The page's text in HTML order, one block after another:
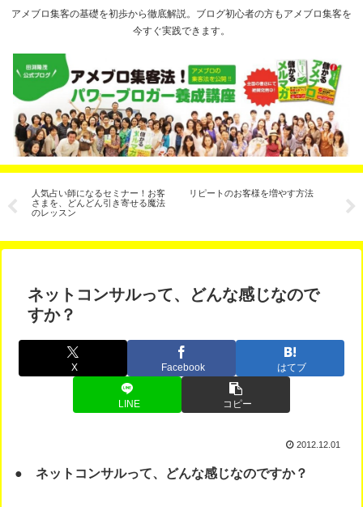
アメブロ集客の基礎を初歩から徹底解説。ブログ初心者の方もアメブロ集客を
今すぐ実践できます。
人気占い師になるセミナー！お客
さまを、どんどん引き寄せる魔法
のレッスン
リピートのお客様を増やす方法
ネットコンサルって、どんな感じなので
すか？
X Facebook はてブ
LINE コピー
2012.12.01
● ネットコンサルって、どんな感じなのですか？